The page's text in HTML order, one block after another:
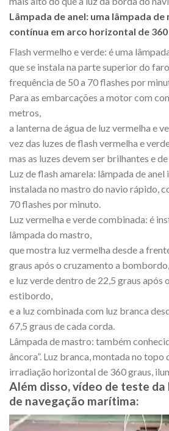
Lâmpada de anel: uma lâmpada de
contínua em arco horizontal de 360
Flash vermelho e verde: é uma
que se instala na parte superior do
frequência de 50 a 70 flashes por
Para as embarcações a motor com
metros,
a lanterna de água de luz vermelha e
vez das luzes de flash vermelha e
mas as luzes devem ser brilhantes e
Luz de flash amarela: lâmpada de
instalada no mastro do navio rápido,
70 flashes por minuto.
Luz vermelha e verde combinada: é
lâmpada do mastro,
que mostra luz vermelha desde a
graus após o cruzamento a bombordo,
e luz verde dentro de 22,5 graus após
estibordo,
e a luz combinada com luz branca
67,5 graus de cada corda.
Lâmpada de mastro: também
âncora”. Luz branca, montada no
irradiação horizontal de 360 graus,
Além disso, vídeo de teste
de navegação marítima:
Video